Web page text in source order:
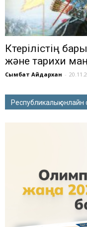
Көтерілістің
және тарихи
Сымбат Айдархан -
Республикалық